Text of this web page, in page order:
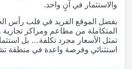
والاستثمار في آنٍ واحد.
بفضل الموقع الفريد في قلب رأس
المتكاملة من مطاعم ومراكز تجارية
تمثل الأسعار مجرد تكلفة… بل
استثنائي وفرصة واعدة في منطقة